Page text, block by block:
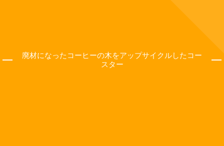
廃材になったコーヒーの木をアップサイクルしたコー
スター